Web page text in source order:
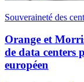
Souveraineté des
Orange et
de data centers
européen